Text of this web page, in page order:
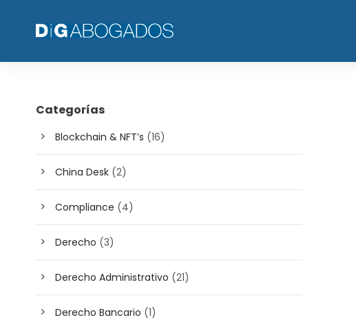
Categorías
Blockchain & NFT’s (16)
China Desk (2)
Compliance (4)
Derecho (3)
Derecho Administrativo (21)
Derecho Bancario (1)